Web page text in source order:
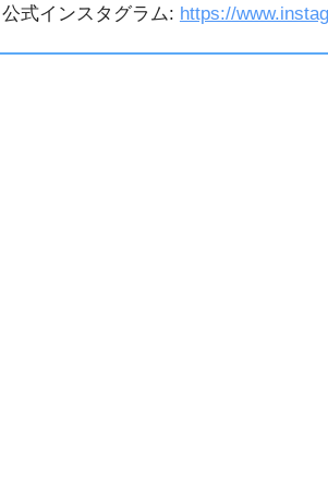
公式インスタグラム: https://